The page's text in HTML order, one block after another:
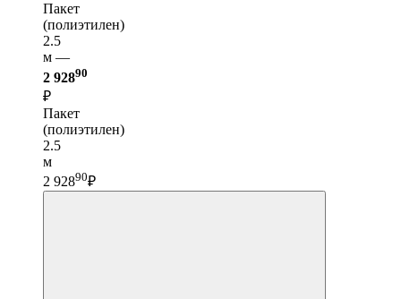
Пакет
(полиэтилен)
2.5
м —
2 92890
₽
Пакет
(полиэтилен)
2.5
м
2 92890₽